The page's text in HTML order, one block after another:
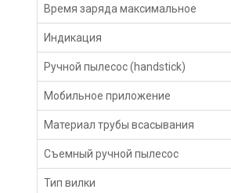
Время заряда максимальное
Индикация
Ручной пылесос (handstick)
Мобильное приложение
Материал трубы всасывания
Съемный ручной пылесос
Тип вилки